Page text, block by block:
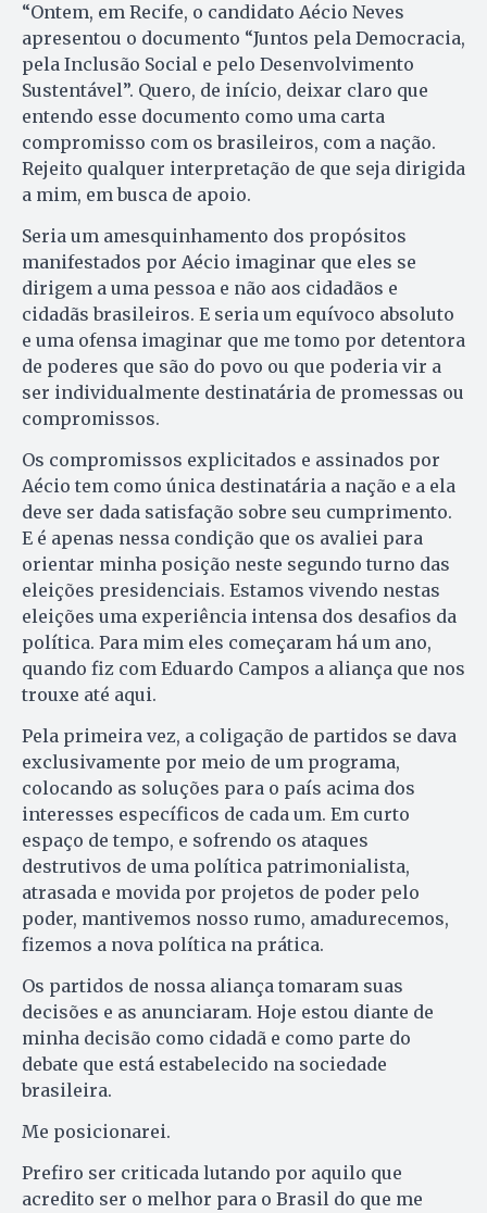
“Ontem, em Recife, o candidato Aécio Neves
apresentou o documento “Juntos pela Democracia,
pela Inclusão Social e pelo Desenvolvimento
Sustentável”. Quero, de início, deixar claro que
entendo esse documento como uma carta
compromisso com os brasileiros, com a nação.
Rejeito qualquer interpretação de que seja dirigida
a mim, em busca de apoio.
Seria um amesquinhamento dos propósitos
manifestados por Aécio imaginar que eles se
dirigem a uma pessoa e não aos cidadãos e
cidadãs brasileiros. E seria um equívoco absoluto
e uma ofensa imaginar que me tomo por detentora
de poderes que são do povo ou que poderia vir a
ser individualmente destinatária de promessas ou
compromissos.
Os compromissos explicitados e assinados por
Aécio tem como única destinatária a nação e a ela
deve ser dada satisfação sobre seu cumprimento.
E é apenas nessa condição que os avaliei para
orientar minha posição neste segundo turno das
eleições presidenciais. Estamos vivendo nestas
eleições uma experiência intensa dos desafios da
política. Para mim eles começaram há um ano,
quando fiz com Eduardo Campos a aliança que nos
trouxe até aqui.
Pela primeira vez, a coligação de partidos se dava
exclusivamente por meio de um programa,
colocando as soluções para o país acima dos
interesses específicos de cada um. Em curto
espaço de tempo, e sofrendo os ataques
destrutivos de uma política patrimonialista,
atrasada e movida por projetos de poder pelo
poder, mantivemos nosso rumo, amadurecemos,
fizemos a nova política na prática.
Os partidos de nossa aliança tomaram suas
decisões e as anunciaram. Hoje estou diante de
minha decisão como cidadã e como parte do
debate que está estabelecido na sociedade
brasileira.
Me posicionarei.
Prefiro ser criticada lutando por aquilo que
acredito ser o melhor para o Brasil do que me